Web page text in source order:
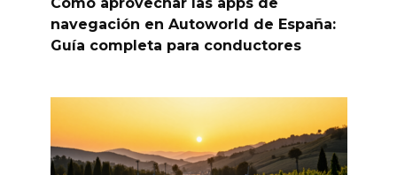
navegación en Autoworld de España:
Guía completa para conductores